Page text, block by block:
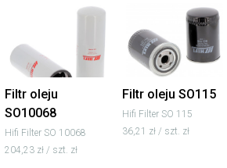
Filtr oleju
SO10068
Hifi Filter SO 10068
204,23 zł / szt. zł
Filtr oleju SO115
Hifi Filter SO 115
36,21 zł / szt. zł